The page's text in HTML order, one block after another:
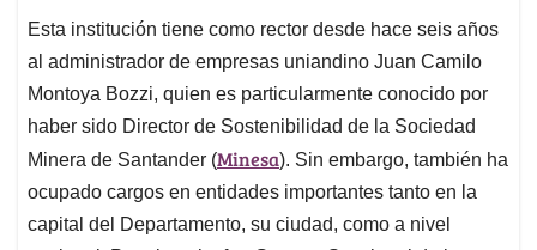
Esta institución tiene como rector desde hace seis años
al administrador de empresas uniandino Juan Camilo
Montoya Bozzi, quien es particularmente conocido por
haber sido Director de Sostenibilidad de la Sociedad
Minera de Santander (Minesa). Sin embargo, también ha
ocupado cargos en entidades importantes tanto en la
capital del Departamento, su ciudad, como a nivel